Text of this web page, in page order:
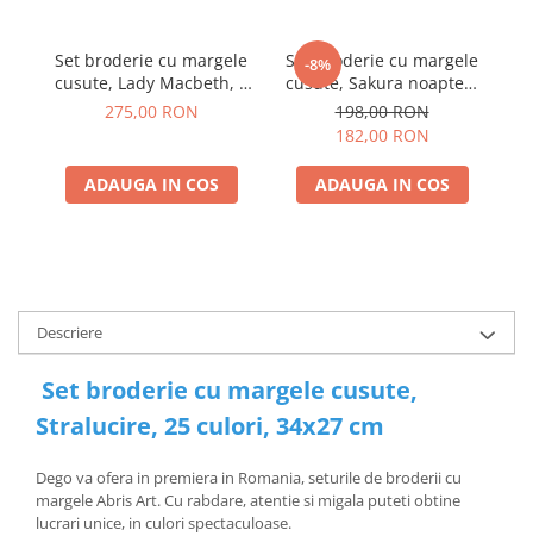
Set broderie cu margele
cusute, Lady Macbeth, 7
culori, 30x28 cm
275,00 RON
ADAUGA IN COS
-8%
Set broderie cu margele
cusute, Sakura noaptea,
12 culori, 20x41 cm
198,00 RON
182,00 RON
ADAUGA IN COS
Descriere
Set broderie cu margele cusute,
Stralucire, 25 culori, 34x27 cm
Dego va ofera in premiera in Romania, seturile de broderii cu
margele Abris Art. Cu rabdare, atentie si migala puteti obtine
lucrari unice, in culori spectaculoase.